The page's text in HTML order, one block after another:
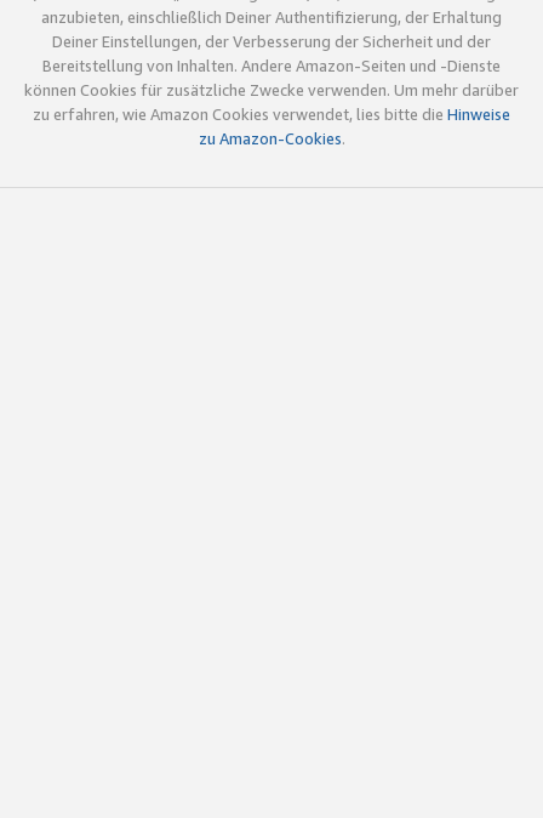
anzubieten, einschließlich Deiner Authentifizierung, der Erhaltung
Deiner Einstellungen, der Verbesserung der Sicherheit und der
Bereitstellung von Inhalten. Andere Amazon-Seiten und -Dienste
können Cookies für zusätzliche Zwecke verwenden. Um mehr darüber
zu erfahren, wie Amazon Cookies verwendet, lies bitte die Hinweise
zu Amazon-Cookies.